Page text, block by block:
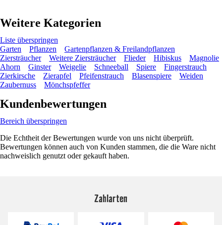
Weitere Kategorien
Liste überspringen
Garten
Pflanzen
Gartenpflanzen & Freilandpflanzen
Ziersträucher
Weitere Ziersträucher Flieder Hibiskus
Magnolie
Ahorn
Ginster Weigelie Schneeball Spiere
Fingerstrauch
Zierkirsche
Zierapfel Pfeifenstrauch Blasenspiere
Weiden
Zaubernuss
Mönchspfeffer
Kundenbewertungen
Bereich überspringen
Die Echtheit der Bewertungen wurde von uns nicht überprüft.
Bewertungen können auch von Kunden stammen, die die Ware nicht
nachweislich genutzt oder gekauft haben.
Zahlarten